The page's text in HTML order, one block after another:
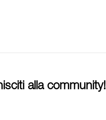
alla community!